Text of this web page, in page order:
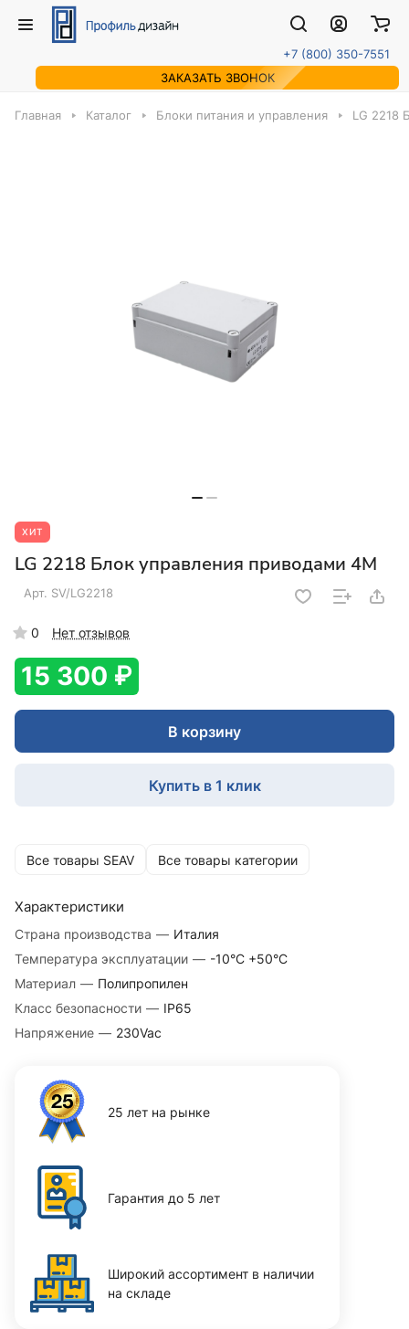
+7 (800) 350-7551
ЗАКАЗАТЬ ЗВОНОК
Главная Каталог Блоки питания и управления LG 2218
ХИТ
LG 2218 Блок управления приводами 4М
Арт. SV/LG2218
0 Нет отзывов
15 300 ₽
В корзину
Купить в 1 клик
Все товары SEAV Все товары категории
Характеристики
Страна производства — Италия
Температура эксплуатации — -10°С +50°С
Материал — Полипропилен
Класс безопасности — IP65
Напряжение — 230Vac
25 лет на рынке
Гарантия до 5 лет
Широкий ассортимент в наличии
на складе